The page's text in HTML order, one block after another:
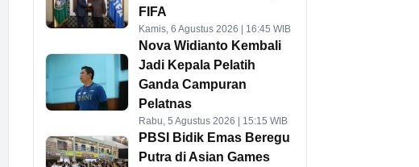
FIFA
Kamis, 6 Agustus 2026 | 16:45 WIB
Nova Widianto Kembali
Jadi Kepala Pelatih
Ganda Campuran
Pelatnas
Rabu, 5 Agustus 2026 | 15:15 WIB
PBSI Bidik Emas Beregu
Putra di Asian Games